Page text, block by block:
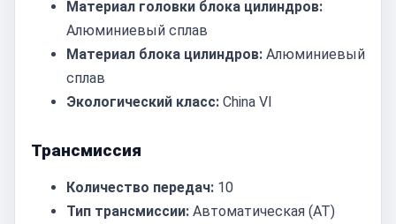
Материал головки блока цилиндров:
Алюминиевый сплав
Материал блока цилиндров: Алюминиевый
сплав
Экологический класс: China VI
Трансмиссия
Количество передач: 10
Тип трансмиссии: Автоматическая (AT)